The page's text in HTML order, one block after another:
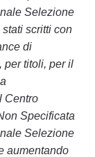
Selezione
scritti con
di
per titoli, per il
Centro
Specificata
Selezione
aumentando